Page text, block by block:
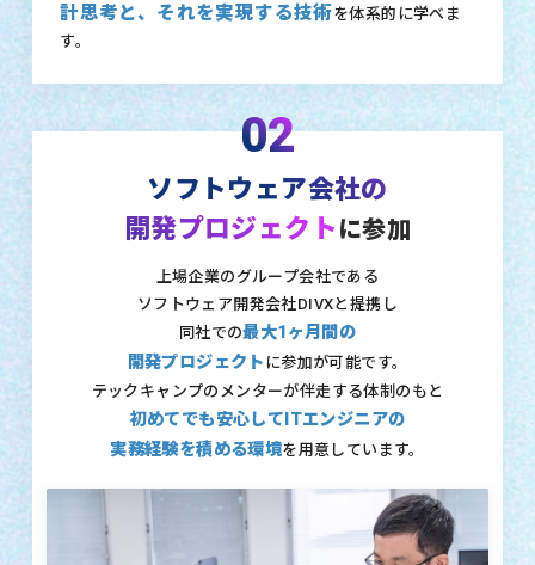
計思考と、それを実現する技術を体系的に学べま
す。
02
ソフトウェア会社の
開発プロジェクト に参加
上場企業のグループ会社である
ソフトウェア開発会社DIVXと提携し
同社での最大1ヶ月間の
開発プロジェクト に参加が可能です。
テックキャンプのメンターが伴走する体制のもと
初めてでも安心してITエンジニアの
実務経験を積める環境を用意しています。